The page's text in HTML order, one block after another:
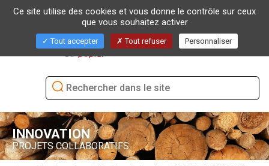
INNOVATION
PROJETS COLLABORATIFS
Ce site utilise des cookies et vous donne le contrôle sur ceux
que vous souhaitez activer
Tout accepter Tout refuser Personnaliser